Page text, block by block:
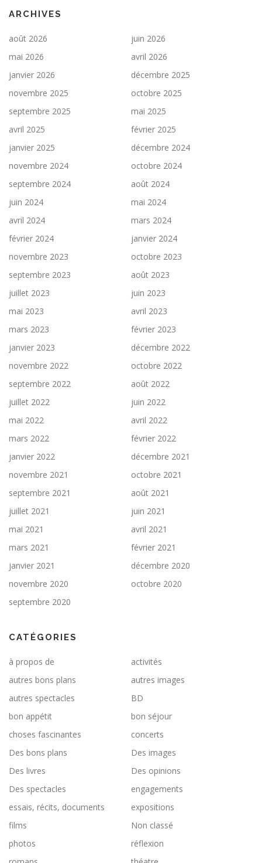
ARCHIVES
août 2026
juin 2026
mai 2026
avril 2026
janvier 2026
décembre 2025
novembre 2025
octobre 2025
septembre 2025
mai 2025
avril 2025
février 2025
janvier 2025
décembre 2024
novembre 2024
octobre 2024
septembre 2024
août 2024
juin 2024
mai 2024
avril 2024
mars 2024
février 2024
janvier 2024
novembre 2023
octobre 2023
septembre 2023
août 2023
juillet 2023
juin 2023
mai 2023
avril 2023
mars 2023
février 2023
janvier 2023
décembre 2022
novembre 2022
octobre 2022
septembre 2022
août 2022
juillet 2022
juin 2022
mai 2022
avril 2022
mars 2022
février 2022
janvier 2022
décembre 2021
novembre 2021
octobre 2021
septembre 2021
août 2021
juillet 2021
juin 2021
mai 2021
avril 2021
mars 2021
février 2021
janvier 2021
décembre 2020
novembre 2020
octobre 2020
septembre 2020
CATÉGORIES
à propos de
activités
autres bons plans
autres images
autres spectacles
BD
bon appétit
bon séjour
choses fascinantes
concerts
Des bons plans
Des images
Des livres
Des opinions
Des spectacles
engagements
essais, récits, documents
expositions
films
Non classé
photos
réflexion